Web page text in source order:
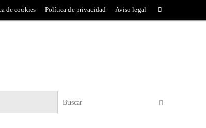
de cookies Política de privacidad Aviso legal